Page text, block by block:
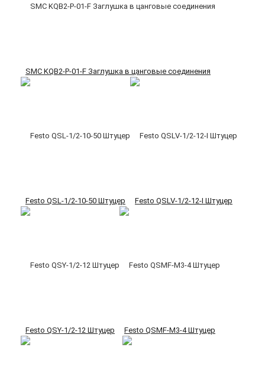
SMC KQB2-P-01-F Заглушка в цанговые соединения
Festo QSL-1/2-10-50 Штуцер Festo QSLV-1/2-12-I Штуцер
Festo QSY-1/2-12 Штуцер Festo QSMF-M3-4 Штуцер